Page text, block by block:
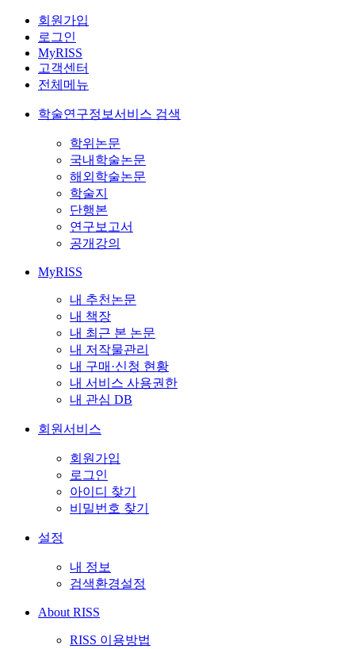
회원가입
로그인
MyRISS
고객센터
전체메뉴
학술연구정보서비스 검색
학위논문
국내학술논문
해외학술논문
학술지
단행본
연구보고서
공개강의
MyRISS
내 추천논문
내 책장
내 최근 본 논문
내 저작물관리
내 구매·신청 현황
내 서비스 사용권한
내 관심 DB
회원서비스
회원가입
로그인
아이디 찾기
비밀번호 찾기
설정
내 정보
검색환경설정
About RISS
RISS 이용방법